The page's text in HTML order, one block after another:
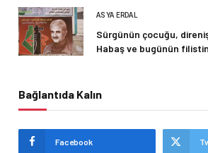
ASYA ERDAL
Sürgünün çocuğu,
Habaş ve bugünün
Bağlantıda Kalın
Facebook